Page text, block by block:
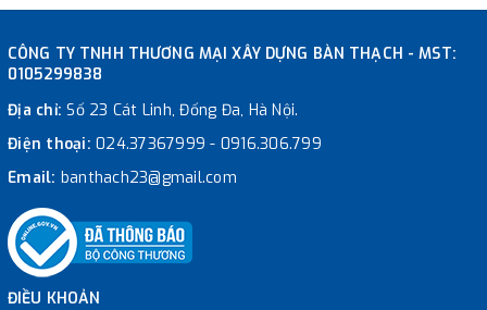
CÔNG TY TNHH THƯƠNG MẠI XÂY DỰNG BÀN THẠCH - MST:
0105299838
Địa chỉ:Số 23 Cát Linh, Đống Đa, Hà Nội.
Điện thoại: 024.37367999 - 0916.306.799
Email: banthach23@gmail.com
ĐIỀU KHOẢN